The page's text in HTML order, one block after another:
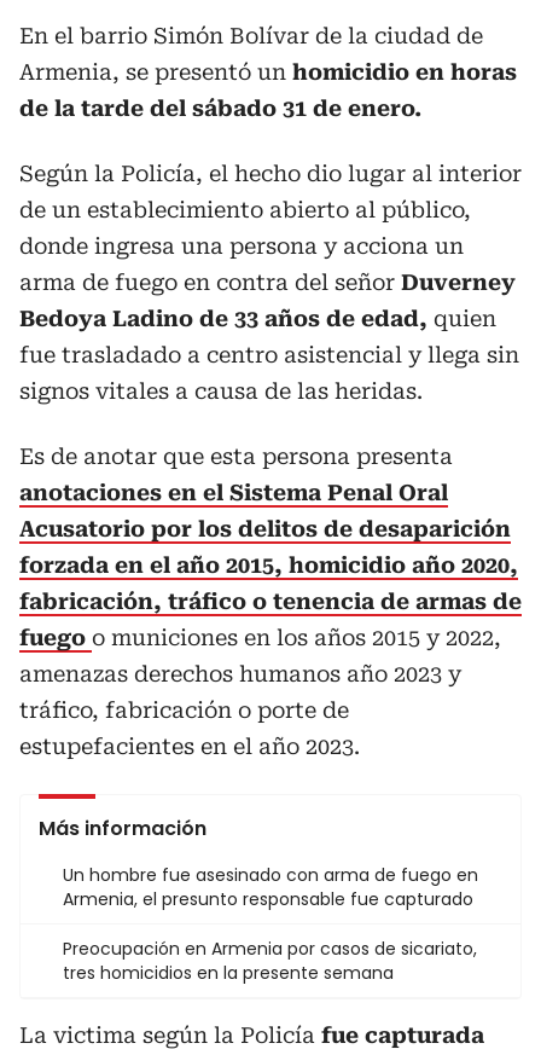
En el barrio Simón Bolívar de la ciudad de
Armenia, se presentó un homicidio en horas
de la tarde del sábado 31 de enero.
Según la Policía, el hecho dio lugar al interior
de un establecimiento abierto al público,
donde ingresa una persona y acciona un
arma de fuego en contra del señor Duverney
Bedoya Ladino de 33 años de edad, quien
fue trasladado a centro asistencial y llega sin
signos vitales a causa de las heridas.
Es de anotar que esta persona presenta
anotaciones en el Sistema Penal Oral
Acusatorio por los delitos de desaparición
forzada en el año 2015, homicidio año 2020,
fabricación, tráfico o tenencia de armas de
fuego o municiones en los años 2015 y 2022,
amenazas derechos humanos año 2023 y
tráfico, fabricación o porte de
estupefacientes en el año 2023.
Más información
Un hombre fue asesinado con arma de fuego en
Armenia, el presunto responsable fue capturado
Preocupación en Armenia por casos de sicariato,
tres homicidios en la presente semana
La victima según la Policía fue capturada